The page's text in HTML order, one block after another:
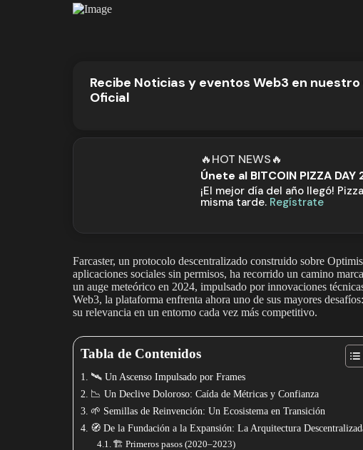
Recibe Noticias y eventos Web3 en nuestro
Oficial
🔥HOT NEWS🔥
Únete al BITCOIN PIZZA DAY
¡El mejor día del año llegó!
misma tarde. Regístrate
Farcaster, un protocolo descentralizado construido sobre
aplicaciones sociales sin permisos, ha recorrido un camino
un auge meteórico en 2024, impulsado por innovaciones
Web3, la plataforma enfrenta ahora uno de sus mayores
su relevancia en un entorno cada vez más competitivo.
Tabla de Contenidos
🛰️ Un Ascenso Impulsado por Frames
📉 Un Declive Doloroso: Caída de Métricas y Confianza
🌱 Semillas de Reinvención: Un Ecosistema en Transición
🧭 De la Fundación a la Expansión: La Arquitectura
🏗️ Primeros pasos (2020–2023)